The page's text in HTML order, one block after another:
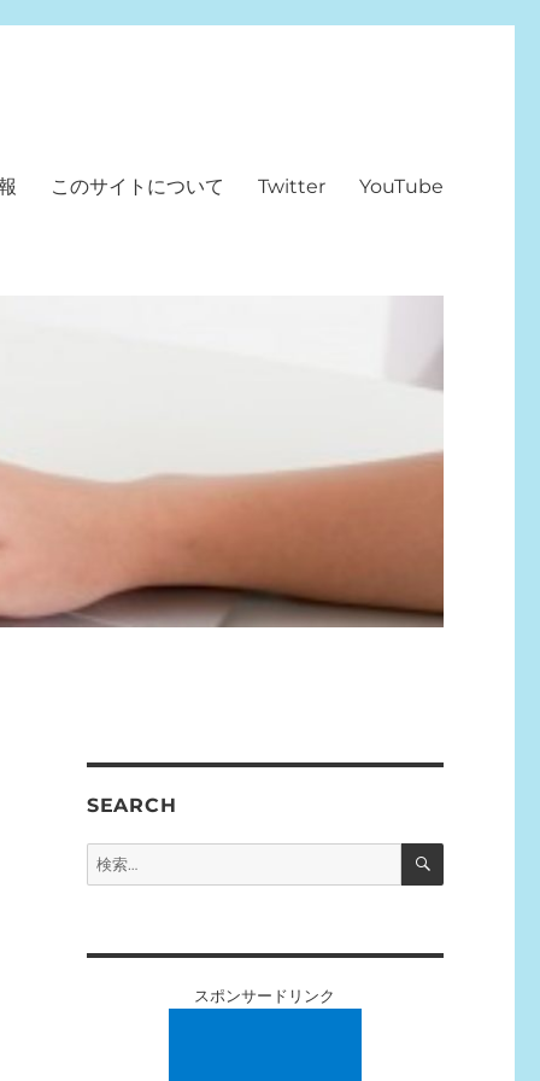
このサイトについて Twitter YouTube
SEARCH
検
索:
検
スポンサードリンク